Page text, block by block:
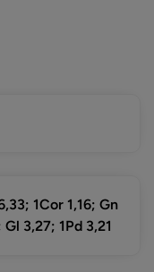
1Cor 1,16; Gn
3,27; 1Pd 3,21